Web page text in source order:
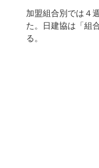
加盟組合別では４
た。日建協は「組
る。